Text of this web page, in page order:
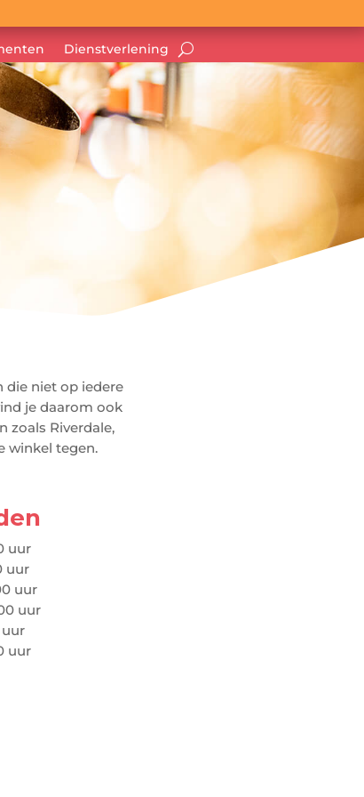
Dienstverlening
die niet op iedere
je daarom ook
zoals Riverdale,
winkel tegen.
uur
uur
uur
uur
uur
uur